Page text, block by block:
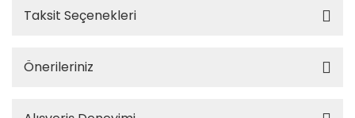
Taksit Seçenekleri
Önerileriniz